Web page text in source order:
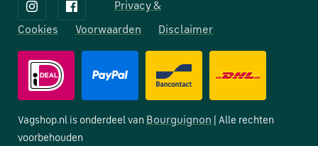
Privacy &
Cookies Voorwaarden Disclaimer
Vagshop.nl is onderdeel van Bourguignon | Alle rechten
voorbehouden